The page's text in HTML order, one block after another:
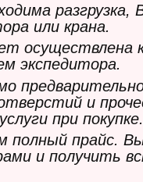
или крана.
осуществлена
экспедитора.
отверстий и
при покупке.
полный прайс.
и получить